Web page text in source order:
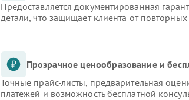
Предоставляется документированная
детали, что защищает клиента от
Прозрачное ценообразование и
Точные прайс-листы, предварительная
платежей и возможность бесплатной